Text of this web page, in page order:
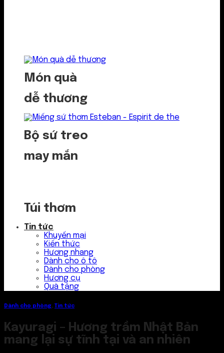
Món quà
dễ thương
Bộ sứ treo
may mắn
Túi thơm
Tin tức
Khuyến mại
Kiến thức
Hương nhang
Dành cho ô tô
Dành cho phòng
Hương cụ
Quà tặng
Dành cho phòng, Tin tức
Kayuragi – Hương trầm Nhật Bản
mang lại sự tĩnh tại và an nhiên